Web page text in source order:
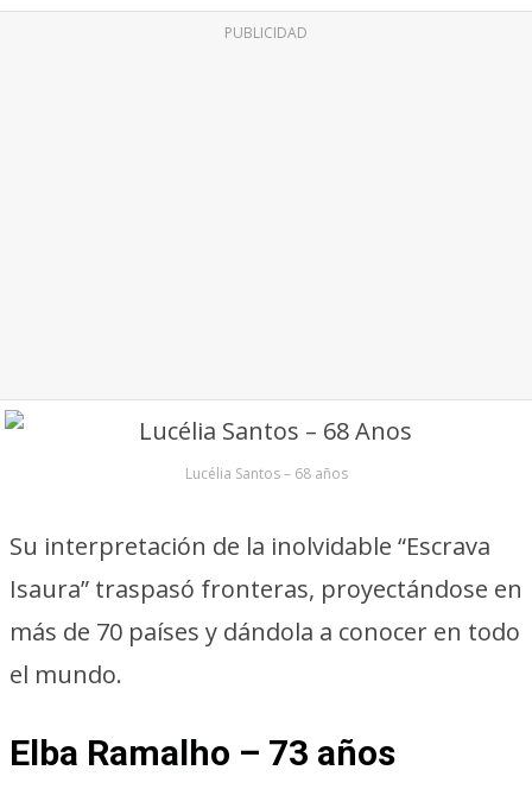
PUBLICIDAD
Lucélia Santos – 68 años
Su interpretación de la inolvidable “Escrava
Isaura” traspasó fronteras, proyectándose en
más de 70 países y dándola a conocer en todo
el mundo.
Elba Ramalho – 73 años